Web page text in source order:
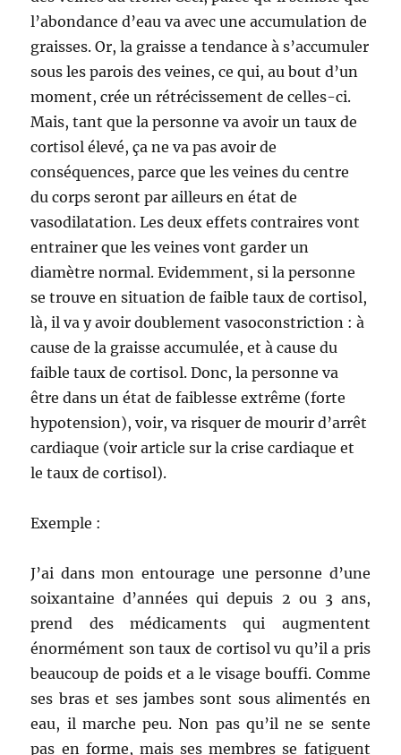
l’abondance d’eau va avec une accumulation de
graisses. Or, la graisse a tendance à s’accumuler
sous les parois des veines, ce qui, au bout d’un
moment, crée un rétrécissement de celles-ci.
Mais, tant que la personne va avoir un taux de
cortisol élevé, ça ne va pas avoir de
conséquences, parce que les veines du centre
du corps seront par ailleurs en état de
vasodilatation. Les deux effets contraires vont
entrainer que les veines vont garder un
diamètre normal. Evidemment, si la personne
se trouve en situation de faible taux de cortisol,
là, il va y avoir doublement vasoconstriction : à
cause de la graisse accumulée, et à cause du
faible taux de cortisol. Donc, la personne va
être dans un état de faiblesse extrême (forte
hypotension), voir, va risquer de mourir d’arrêt
cardiaque (voir article sur la crise cardiaque et
le taux de cortisol).
Exemple :
J’ai dans mon entourage une personne d’une
soixantaine d’années qui depuis 2 ou 3 ans,
prend des médicaments qui augmentent
énormément son taux de cortisol vu qu’il a pris
beaucoup de poids et a le visage bouffi. Comme
ses bras et ses jambes sont sous alimentés en
eau, il marche peu. Non pas qu’il ne se sente
pas en forme, mais ses membres se fatiguent